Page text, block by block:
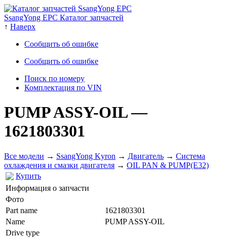
SsangYong EPC Каталог запчастей
↑ Наверх
Сообщить об ошибке
Сообщить об ошибке
Поиск по номеру
Комплектация по VIN
PUMP ASSY-OIL—
1621803301
Все модели → SsangYong Kyron → Двигатель → Система
охлаждения и смазки двигателя → OIL PAN & PUMP(E32)
Купить
Информация о запчасти
Фото
Part name
1621803301
Name
PUMP ASSY-OIL
Drive type